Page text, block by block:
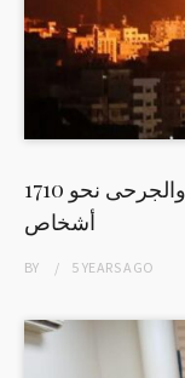
ارتفاع عدد القتلى بغزة إلى 230 والجرحى نحو 1710
أشخاص
BY 5 YEARSAGO